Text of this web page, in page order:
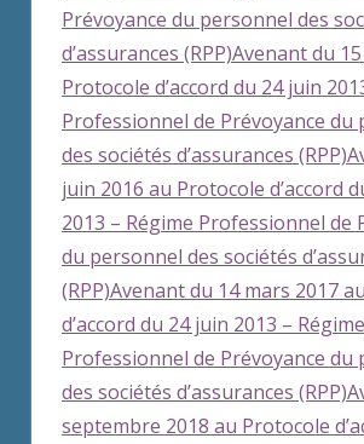
Prévoyance du personnel des
d’assurances (RPP)Avenant du
Protocole d’accord du 24 juin
Professionnel de Prévoyance du
des sociétés d’assurances (RPP)
juin 2016 au Protocole d’accord
2013 – Régime Professionnel de
du personnel des sociétés
(RPP)Avenant du 14 mars 2017
d’accord du 24 juin 2013 – Régime
Professionnel de Prévoyance du
des sociétés d’assurances (RPP)
septembre 2018 au Protocole